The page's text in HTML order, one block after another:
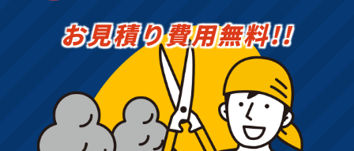
お見積り費用無料!!